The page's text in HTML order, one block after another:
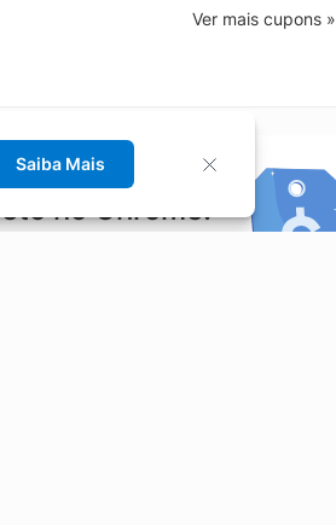
Ver mais cupons »
no Chrome!
Saiba Mais